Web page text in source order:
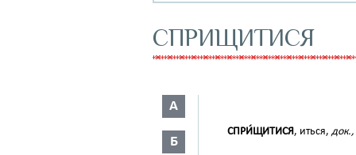
СПРИЩИТИСЯ
А
Б
СПРИ́ЩИТИСЯ, иться, док.,